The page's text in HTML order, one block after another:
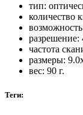
тип:
количество
разрешение:
частота
размеры:
вес: 90 г.
Теги: